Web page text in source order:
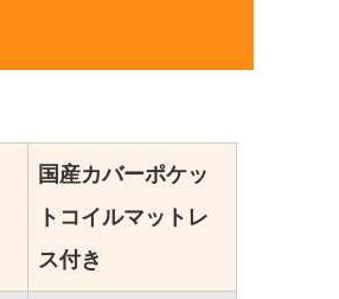
国産カバーポケッ
トコイルマットレ
ス付き